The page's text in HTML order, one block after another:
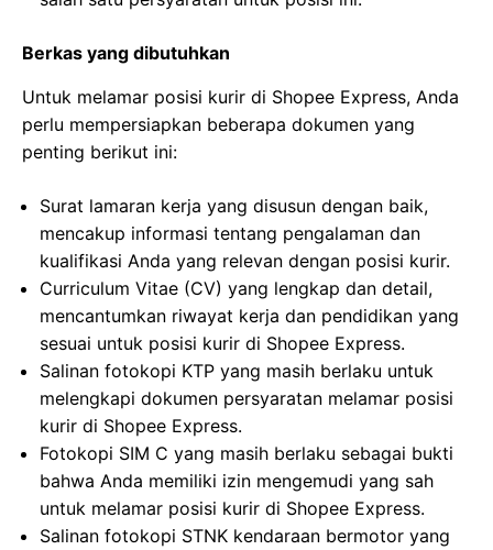
Berkas yang dibutuhkan
Untuk melamar posisi kurir di Shopee Express, Anda
perlu mempersiapkan beberapa dokumen yang
penting berikut ini:
Surat lamaran kerja yang disusun dengan baik,
mencakup informasi tentang pengalaman dan
kualifikasi Anda yang relevan dengan posisi kurir.
Curriculum Vitae (CV) yang lengkap dan detail,
mencantumkan riwayat kerja dan pendidikan yang
sesuai untuk posisi kurir di Shopee Express.
Salinan fotokopi KTP yang masih berlaku untuk
melengkapi dokumen persyaratan melamar posisi
kurir di Shopee Express.
Fotokopi SIM C yang masih berlaku sebagai bukti
bahwa Anda memiliki izin mengemudi yang sah
untuk melamar posisi kurir di Shopee Express.
Salinan fotokopi STNK kendaraan bermotor yang